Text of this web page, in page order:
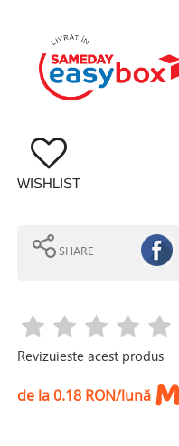
WISHLIST
SHARE
Revizuieste acest produs
de la 0.18 RON/lună